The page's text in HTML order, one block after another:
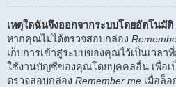
เหตุใดฉันจึงออกจากระบบโดยอัตโนมัติ
หากคุณไม่ได้ตรวจสอบกล่อง
เก็บการเข้าสู่ระบบของคุณไว้เป็นเวลา
ใช้งานบัญชีของคุณโดยบุคคลอื่น เพื่อเ
ตรวจสอบกล่อง Remember me เมื่อล็